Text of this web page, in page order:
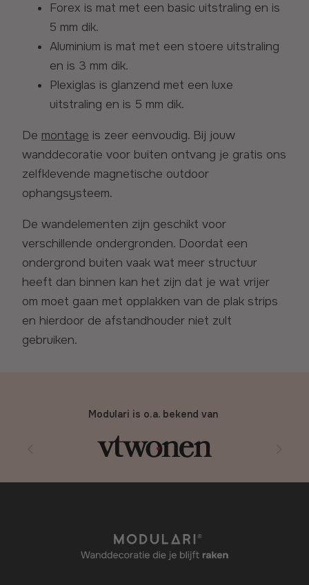
Forex is mat met een basic uitstraling en is
5 mm dik.
Aluminium is mat met een stoere uitstraling
en is 3 mm dik.
Plexiglas is glanzend met een luxe
uitstraling en is 5 mm dik.
De montage is zeer eenvoudig. Bij jouw
wanddecoratie voor buiten ontvang je gratis ons
zelfklevende magnetische outdoor
ophangsysteem.
De wandelementen zijn geschikt voor
verschillende ondergronden. Doordat een
ondergrond buiten vaak wat meer structuur
heeft dan binnen kan het zijn dat je wat vrijer
om moet gaan met opplakken van de plak strips
en hierdoor de afstandhouder niet zult
gebruiken.
Modulari is o.a. bekend van